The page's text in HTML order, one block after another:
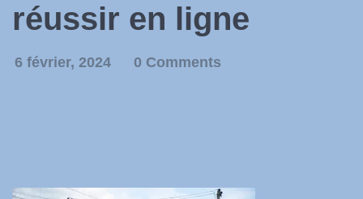
réussir en ligne
6 février, 2024 0 Comments